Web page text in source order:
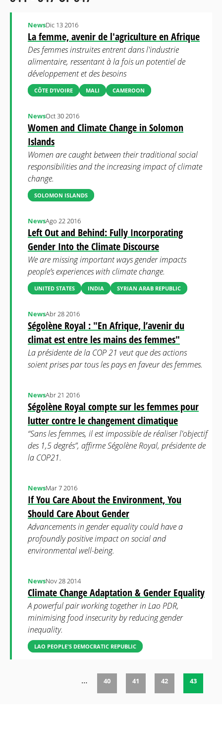
La femme, avenir de l'agriculture en Afrique
NewsDic 13 2016
Des femmes instruites entrent dans l'industrie
alimentaire, ressentant à la fois un potentiel de
développement et des besoins
CÔTE D’IVOIRE MALI CAMEROON
Women and Climate Change in Solomon
Islands
NewsOct 30 2016
Women are caught between their traditional social
responsibilities and the increasing impact of climate
change.
SOLOMON ISLANDS
Left Out and Behind: Fully Incorporating
Gender Into the Climate Discourse
NewsAgo 22 2016
We are missing important ways gender impacts
people’s experiences with climate change.
UNITED STATES INDIA SYRIAN ARAB REPUBLIC
Ségolène Royal : "En Afrique, l’avenir du
climat est entre les mains des femmes"
NewsAbr 28 2016
La présidente de la COP 21 veut que des actions
soient prises par tous les pays en faveur des femmes.
Ségolène Royal compte sur les femmes pour
lutter contre le changement climatique
NewsAbr 21 2016
“Sans les femmes, il est impossible de réaliser l'objectif
des 1,5 degrés”, affirme Ségolène Royal, présidente de
la COP21.
If You Care About the Environment, You
Should Care About Gender
NewsMar 7 2016
Advancements in gender equality could have a
profoundly positive impact on social and
environmental well-being.
Climate Change Adaptation & Gender Equality
NewsNov 28 2014
A powerful pair working together in Lao PDR,
minimising food insecurity by reducing gender
inequality.
LAO PEOPLE'S DEMOCRATIC REPUBLIC
… 40 41 42 43